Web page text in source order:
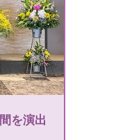
を演出